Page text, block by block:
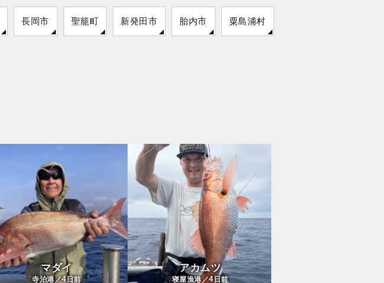
長岡市 聖籠町 新発田市 胎内市 粟島浦村
マダイ
寺泊港／4日前
アカムツ
寝屋漁港／4日前